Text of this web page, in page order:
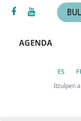
AGENDA
ES
Itzulpen